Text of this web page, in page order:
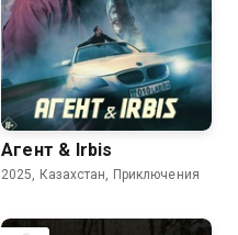
Aгент & Irbis
2025, Казахстан, Приключения